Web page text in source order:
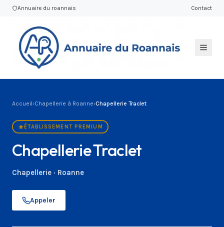
Annuaire du roannais Contact
Accueil›Chapellerie à Roanne›Chapellerie Traclet
ÉTABLISSEMENT PREMIUM
Chapellerie Traclet
Chapellerie · Roanne
Appeler